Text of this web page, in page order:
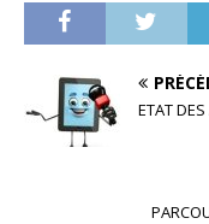
ETAT